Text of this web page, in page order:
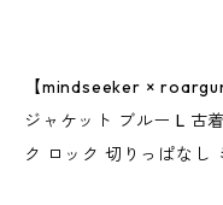
【mindseeker ×
ジャケット ブルー L 古
ク ロック 切りっぱなし